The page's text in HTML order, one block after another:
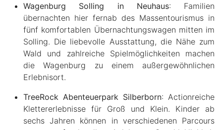
Wagenburg Solling in Neuhaus: Familien
übernachten hier fernab des Massentourismus in
fünf komfortablen Übernachtungswagen mitten im
Solling. Die liebevolle Ausstattung, die Nähe zum
Wald und zahlreiche Spielmöglichkeiten machen
die Wagenburg zu einem außergewöhnlichen
Erlebnisort.
TreeRock Abenteuerpark Silberborn: Actionreiche
Klettererlebnisse für Groß und Klein. Kinder ab
sechs Jahren können in verschiedenen Parcours